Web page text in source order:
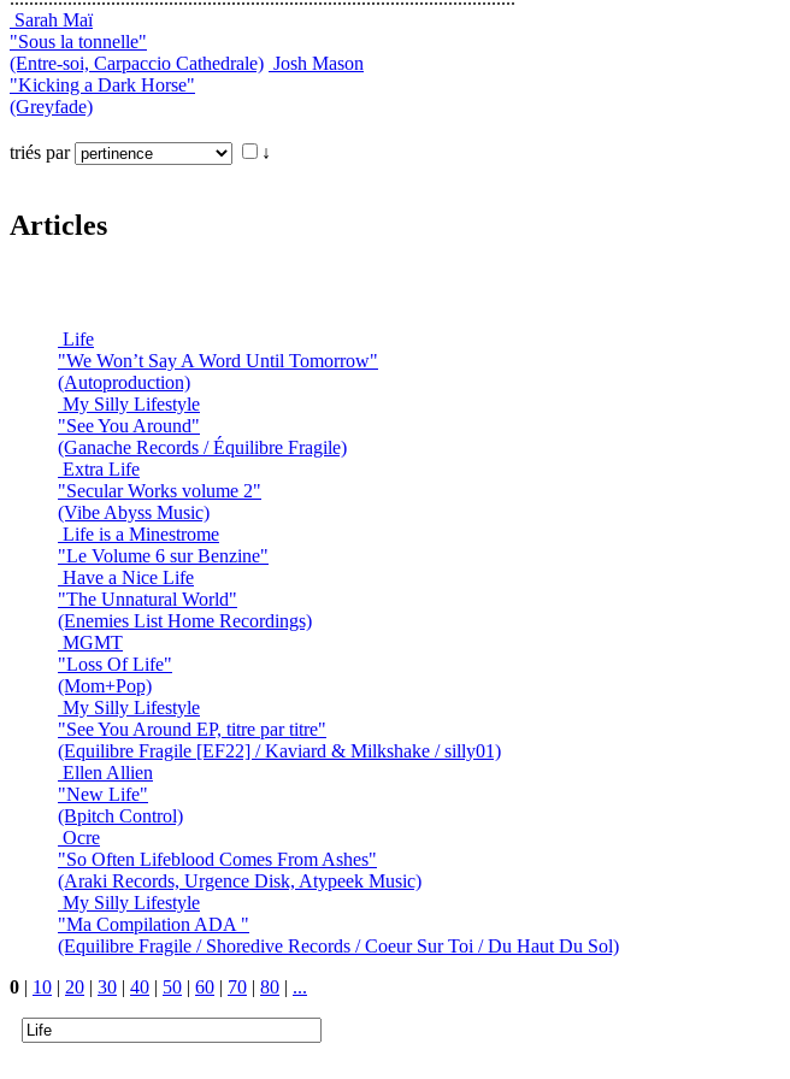
Sarah Maï
"Sous la tonnelle"
(Entre-soi, Carpaccio Cathedrale) Josh Mason
"Kicking a Dark Horse"
(Greyfade)
triés par ↓
Articles
Life
"We Won’t Say A Word Until Tomorrow"
(Autoproduction)
My Silly Lifestyle
"See You Around"
(Ganache Records / Équilibre Fragile)
Extra Life
"Secular Works volume 2"
(Vibe Abyss Music)
Life is a Minestrome
"Le Volume 6 sur Benzine"
Have a Nice Life
"The Unnatural World"
(Enemies List Home Recordings)
MGMT
"Loss Of Life"
(Mom+Pop)
My Silly Lifestyle
"See You Around EP, titre par titre"
(Equilibre Fragile [EF22] / Kaviard & Milkshake / silly01)
Ellen Allien
"New Life"
(Bpitch Control)
Ocre
"So Often Lifeblood Comes From Ashes"
(Araki Records, Urgence Disk, Atypeek Music)
My Silly Lifestyle
"Ma Compilation ADA "
(Equilibre Fragile / Shoredive Records / Coeur Sur Toi / Du Haut Du Sol)
0 | 10 | 20 | 30 | 40 | 50 | 60 | 70 | 80 | ...